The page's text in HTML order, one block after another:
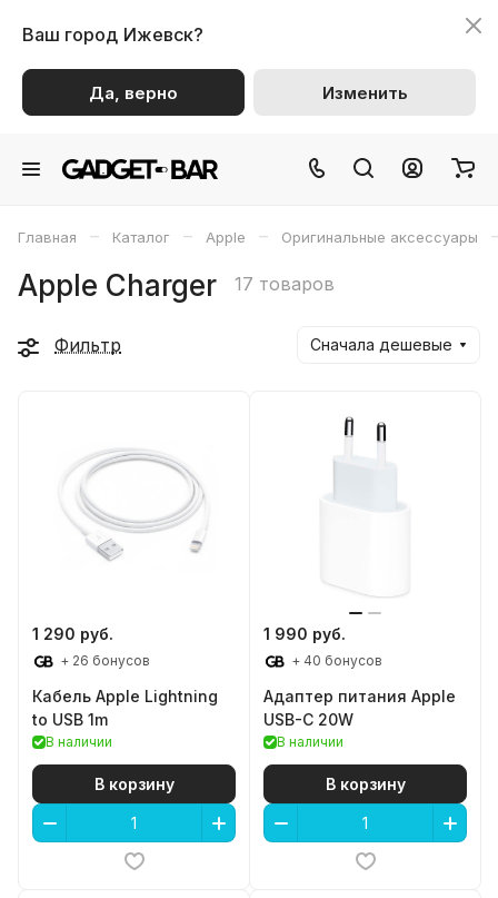
Ваш город Ижевск?
Да, верно Изменить
Главная – Каталог – Apple – Оригинальные аксессуары
Apple Charger 17 товаров
Фильтр Сначала дешевые
1 290 руб.
+ 26 бонусов
Кабель Apple Lightning
to USB 1m
В наличии
В корзину
1 990 руб.
+ 40 бонусов
Адаптер питания Apple
USB-C 20W
В наличии
В корзину